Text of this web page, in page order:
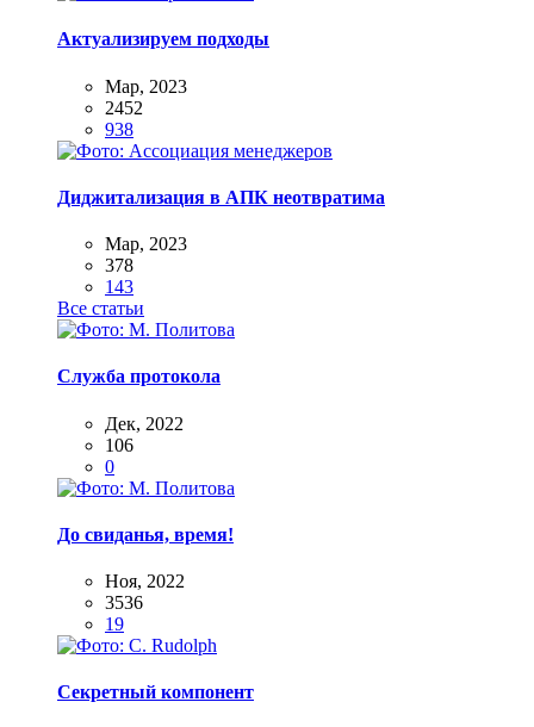
Актуализируем подходы
Мар, 2023
2452
938
Диджитализация в АПК неотвратима
Мар, 2023
378
143
Все статьи
Служба протокола
Дек, 2022
106
0
До свиданья, время!
Ноя, 2022
3536
19
Секретный компонент